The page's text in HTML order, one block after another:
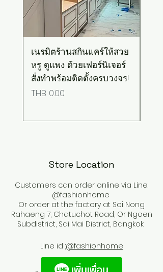
เนรมิตร้านสกินแคร์ให้สวย
หรู ดูแพง ด้วยเฟอร์นิเจอร์
สั่งทำพร้อมติดตั้งครบวงจร!
Price
THB 0.00
Store Location
Customers can order online via Line:
@fashionhome
Or order at the factory at Soi Nong
Rahaeng 7, Chatuchot Road, Or Ngoen
Subdistrict, Sai Mai District, Bangkok
Line id :@fashionhome